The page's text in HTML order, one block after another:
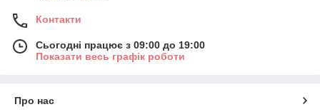
Контакти
Сьогодні працює з 09:00 до 19:00
Показати весь графік роботи
Про нас